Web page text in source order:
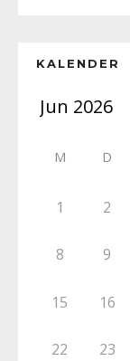
KALENDER
M D
1 2
8 9
15 16
22 23